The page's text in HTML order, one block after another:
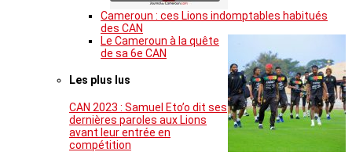
Cameroun : ces Lions indomptables habitués
des CAN
Le Cameroun à la quête
de sa 6e CAN
Les plus lus
CAN 2023 : Samuel Eto’o dit ses
dernières paroles aux Lions
avant leur entrée en
compétition